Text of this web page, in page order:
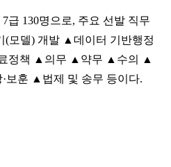
7급 130명으로, 주요 선발 직무
(모델) 개발 ▲ 데이터 기반행정
정책 ▲ 의무 ▲ 약무 ▲ 수의
▲
· 보훈 ▲ 법제 및 송무 등이다.